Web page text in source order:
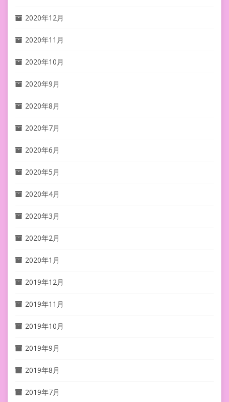
2020年12月
2020年11月
2020年10月
2020年9月
2020年8月
2020年7月
2020年6月
2020年5月
2020年4月
2020年3月
2020年2月
2020年1月
2019年12月
2019年11月
2019年10月
2019年9月
2019年8月
2019年7月